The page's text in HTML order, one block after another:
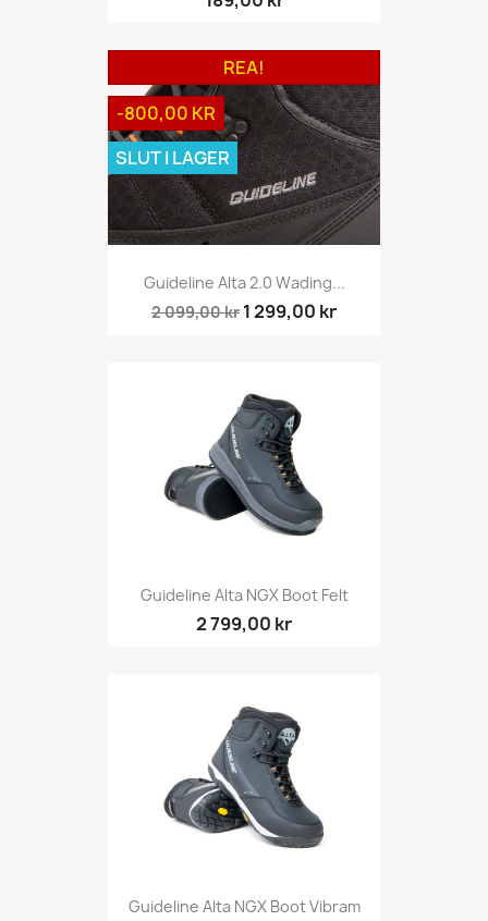
Guideline Alta 2.0 Wading...
2 099,00 kr 1 299,00 kr
REA!
-800,00 KR
SLUT I LAGER
Guideline Alta NGX Boot Felt
2 799,00 kr
Guideline Alta NGX Boot Vibram